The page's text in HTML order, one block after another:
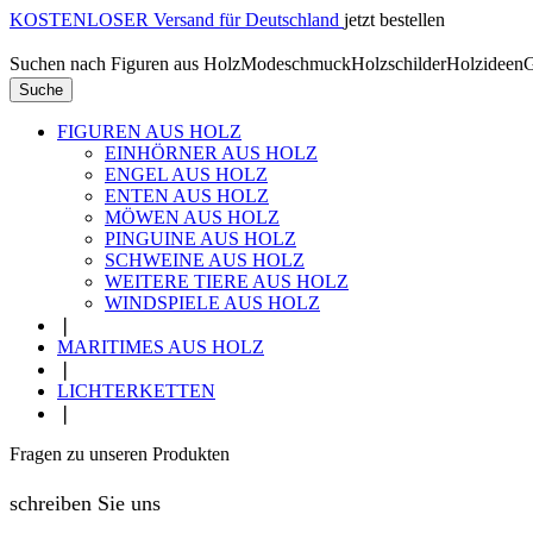
KOSTENLOSER Versand für Deutschland jetzt bestellen
Suchen nach Figuren aus HolzModeschmuckHolzschilderHolzideen
Suche
FIGUREN AUS HOLZ
EINHÖRNER AUS HOLZ
ENGEL AUS HOLZ
ENTEN AUS HOLZ
MÖWEN AUS HOLZ
PINGUINE AUS HOLZ
SCHWEINE AUS HOLZ
WEITERE TIERE AUS HOLZ
WINDSPIELE AUS HOLZ
MARITIMES AUS HOLZ
LICHTERKETTEN
Fragen zu unseren Produkten
schreiben Sie uns